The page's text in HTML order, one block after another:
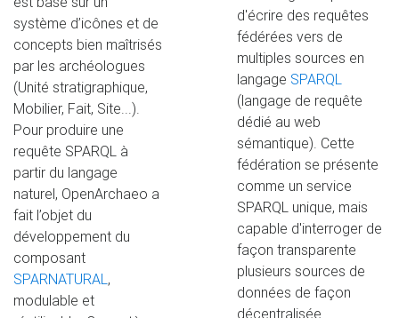
d'écrire des requêtes
fédérées vers de
multiples sources en
langage SPARQL
(langage de requête
dédié au web
sémantique). Cette
fédération se présente
comme un service
SPARQL unique, mais
capable d'interroger de
façon transparente
plusieurs sources de
données de façon
décentralisée.
système d’icônes et de
concepts bien maîtrisés
par les archéologues
(Unité stratigraphique,
Mobilier, Fait, Site...).
Pour produire une
requête SPARQL à
partir du langage
naturel, OpenArchaeo a
fait l’objet du
développement du
composant
SPARNATURAL,
modulable et